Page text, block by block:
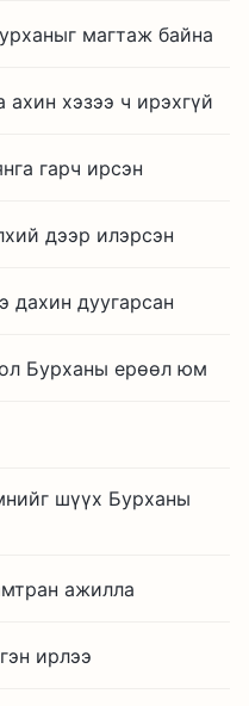
магтаж байна
ахин хэзээ ч ирэхгүй
гарч ирсэн
дээр илэрсэн
дахин дуугарсан
Бурханы ерөөл юм
шүүх Бурханы
ажилла
ирлээ